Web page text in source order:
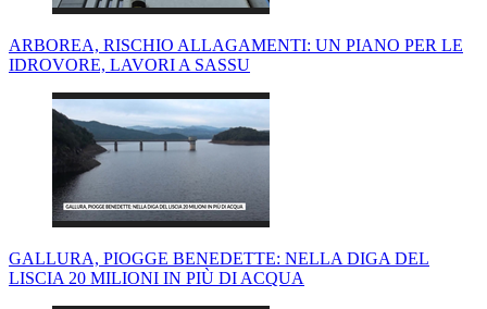
ARBOREA, RISCHIO ALLAGAMENTI: UN PIANO PER LE
IDROVORE, LAVORI A SASSU
GALLURA, PIOGGE BENEDETTE: NELLA DIGA DEL
LISCIA 20 MILIONI IN PIÙ DI ACQUA